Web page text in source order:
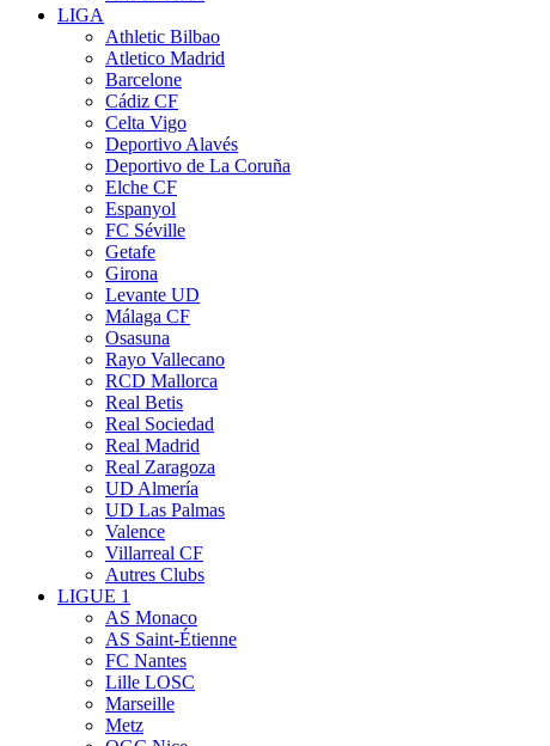
LIGA
Athletic Bilbao
Atletico Madrid
Barcelone
Cádiz CF
Celta Vigo
Deportivo Alavés
Deportivo de La Coruña
Elche CF
Espanyol
FC Séville
Getafe
Girona
Levante UD
Málaga CF
Osasuna
Rayo Vallecano
RCD Mallorca
Real Betis
Real Sociedad
Real Madrid
Real Zaragoza
UD Almería
UD Las Palmas
Valence
Villarreal CF
Autres Clubs
LIGUE 1
AS Monaco
AS Saint-Étienne
FC Nantes
Lille LOSC
Marseille
Metz